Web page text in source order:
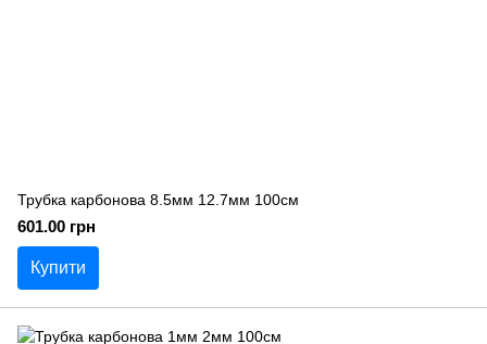
Трубка карбонова 8.5мм 12.7мм 100см
601.00 грн
Купити